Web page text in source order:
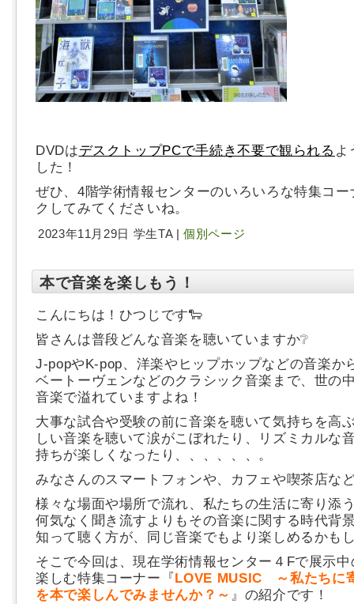
DVDはデスクトップPCで手続き不要で観られる よ
した！
ぜひ、4階学術情報センターのいろいろな特集コ
クしてみてくださいね。
2023年11月29日 学生TA |個別ページ
本で音楽を楽しもう！
こんにちは！ひつじです🐑
皆さんは普段どんな音楽を聴いていますか❔
J-popやK-pop、洋楽やヒップホップなどの音楽か
ベートーヴェンなどのクラシック音楽まで、世の
音楽で溢れていますよね！
大事な試合や受験の前に音楽を聴いて気持ちを高
しい音楽を聴いて涙がこぼれたり、リズミカルな
持ちが楽しくなったり、、、、、、。
みなさんのスマートフォンや、カフェや喫茶店な
様々な場面や場所で流れ、私たちの生活に寄り添
何気なく聞き流すよりもその音楽に関する時代背
知って聴く方が、同じ音楽でもより楽しめるかも
そこで今回は、現在学術情報センター４Fで展示
楽しむ特集コーナー『 LOVE MUSIC ～私たちに
を本で楽しんでみませんか？～ 』の紹介です！